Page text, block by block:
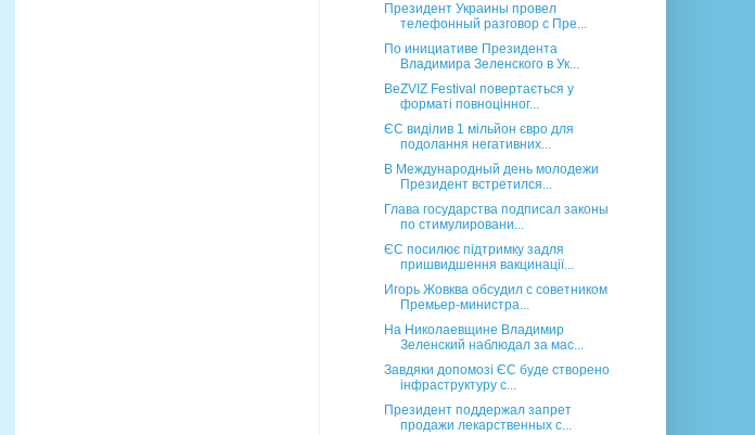
Президент Украины провел
телефонный разговор с Пре...
По инициативе Президента
Владимира Зеленского в Ук...
BeZVIZ Festival повертається у
форматі повноцінног...
ЄС виділив 1 мільйон євро для
подолання негативних...
В Международный день молодежи
Президент встретился...
Глава государства подписал законы
по стимулировани...
ЄС посилює підтримку задля
пришвидшення вакцинації...
Игорь Жовква обсудил с советником
Премьер-министра...
На Николаевщине Владимир
Зеленский наблюдал за мас...
Завдяки допомозі ЄС буде створено
інфраструктуру с...
Президент поддержал запрет
продажи лекарственных с...